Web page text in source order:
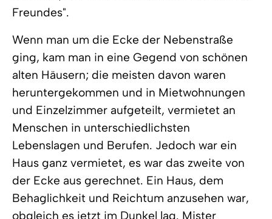
Freundes".
Wenn man um die Ecke der Nebenstraße
ging, kam man in eine Gegend von schönen
alten Häusern; die meisten davon waren
heruntergekommen und in Mietwohnungen
und Einzelzimmer aufgeteilt, vermietet an
Menschen in unterschiedlichsten
Lebenslagen und Berufen. Jedoch war ein
Haus ganz vermietet, es war das zweite von
der Ecke aus gerechnet. Ein Haus, dem
Behaglichkeit und Reichtum anzusehen war,
obgleich es jetzt im Dunkel lag. Mister